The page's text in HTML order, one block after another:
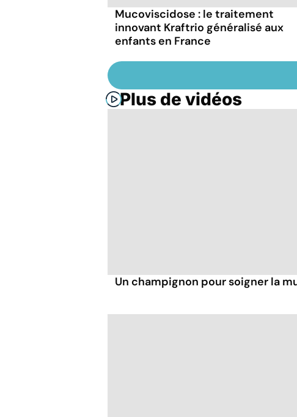
Mucoviscidose : le traitement
innovant Kraftrio généralisé aux
enfants en France
Plus de vidéos
Un champignon pour soigner la